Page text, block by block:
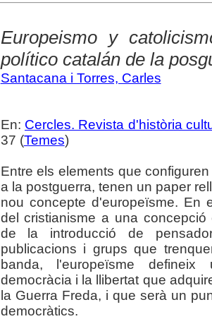
Europeismo y
político catalán de la
Santacana i Torres, Carles
En: Cercles. Revista d'història
37 (Temes)
Entre els elements que
a la postguerra, tenen un paper
nou concepte d'europeïsme. En
del cristianisme a una
de la introducció de
publicacions i grups que
banda, l'europeïsme
democràcia i la llibertat que
la Guerra Freda, i que serà un
democràtics.